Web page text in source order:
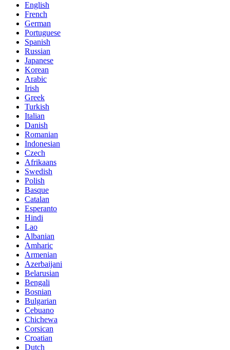
English
French
German
Portuguese
Spanish
Russian
Japanese
Korean
Arabic
Irish
Greek
Turkish
Italian
Danish
Romanian
Indonesian
Czech
Afrikaans
Swedish
Polish
Basque
Catalan
Esperanto
Hindi
Lao
Albanian
Amharic
Armenian
Azerbaijani
Belarusian
Bengali
Bosnian
Bulgarian
Cebuano
Chichewa
Corsican
Croatian
Dutch